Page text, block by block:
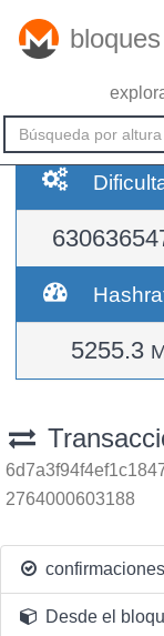
bloques
5255.3
2764000603188
confirmaciones
Desde el